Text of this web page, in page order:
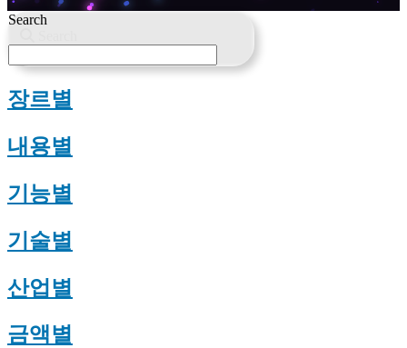
Search
장르별
내용별
기능별
기술별
산업별
금액별